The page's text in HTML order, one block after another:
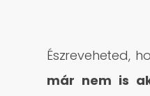
Észreveheted,
már nem is